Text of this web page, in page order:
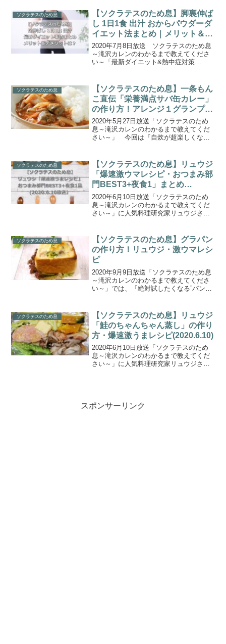
さんが考案した爆速激ウマレシピをエハ
ラマサヒロさん一家...
ソクラテスのため息
【ソクラテスのため息】脚裏伸ば
し 1日1食 出汁 おからパウダーダ
イエット法まとめ｜メリット＆デ
メリットを比較(2020.7.8)
2020年7月8日放送 ソクラテスのため息
～滝沢カレンのわかるまで教えてくださ
い～「最新ダイエット&熱中症対策
レンドのダイエット法が続々とある中、
今年の夏の新定番...
ソクラテスのため息
【ソクラテスのため息】一条もん
こ直伝「栄養満点サバ缶カレー」
の作り方！アレンジ１グランプ
リ！(2020.5.27)
2020年5月27日放送「ソクラテスのため
息～滝沢カレンのわかるまで教えてくだ
さい～」 今回は『自炊が超楽しくな
カレー編！こちらでは、一条もんこさん
が教えるカレー絶品アレ...
ソクラテスのため息
【ソクラテスのため息】リュウジ
「爆速激ウマレシピ・おつまみ部
門BEST3+夜食1」まとめ
(2020.6.10)
2020年6月10日放送「ソクラテスのため
息～滝沢カレンのわかるまで教えてくだ
さい～」に人気料理研究家リュウジさん
さんが、爆速激ウマレシピを連発！こち
らでは、エハラさん...
ソクラテスのため息
【ソクラテスのため息】グラパン
の作り方！リュウジ・激ウマレシ
ピ
2020年9月9日放送「ソクラテスのため息
～滝沢カレンのわかるまで教えてくださ
い～」では、『絶対試したくなる”パンの
も飽きない！リュウジ流パンのお供レシ
ピ・昼食編、...
ソクラテスのため息
【ソクラテスのため息】リュウジ
「鮭のちゃんちゃん蒸し」の作り
方・爆速激うまレシピ(2020.6.10)
2020年6月10日放送「ソクラテスのため
息～滝沢カレンのわかるまで教えてくだ
さい～」に人気料理研究家リュウジさん
スポンサーリンク